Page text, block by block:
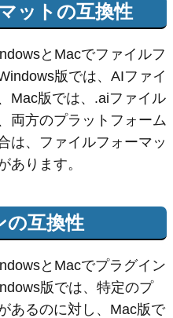
ットの互換性
とMacでファイルフ
版では、AIファイ
Mac版では、.aiファイル
両方のプラットフォーム
は、ファイルフォーマッ
あります。
の互換性
とMacでプラグイン
版では、特定のプ
あるのに対し、Mac版で